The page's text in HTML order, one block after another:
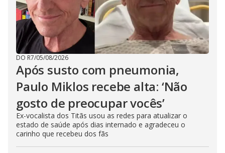
DO R7/05/08/2026
Após susto com pneumonia,
Paulo Miklos recebe alta: ‘Não
gosto de preocupar vocês’
Ex-vocalista dos Titãs usou as redes para atualizar o
estado de saúde após dias internado e agradeceu o
carinho que recebeu dos fãs